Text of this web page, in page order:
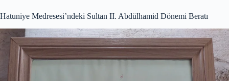
Hatuniye Medresesi’ndeki Sultan II. Abdülhamid Dönemi Beratı